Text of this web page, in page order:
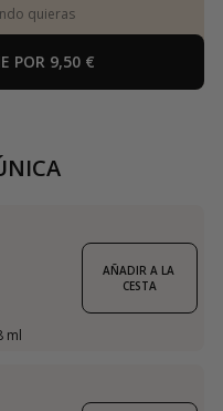
quieras
POR 9,50 €
ml
AÑADIR A LA
CESTA